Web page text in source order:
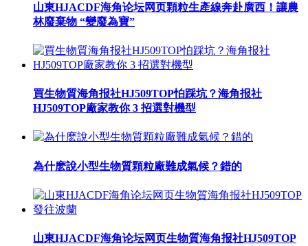
山東HJACDF海角论坛网页顆粒生產線奔赴廣西！讓農
林廢棄物 “變廢為寶”
買生物質海角报社HJ509TOP怕踩坑？海角报社
HJ509TOP廠家教你 3 招選對機型
為什麽說小型生物質顆粒廠難成氣候？錯的
山東HJACDF海角论坛网页生物質海角报社HJ509TOP